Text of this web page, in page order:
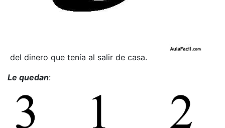
del dinero que tenía al salir de casa.
Le quedan: